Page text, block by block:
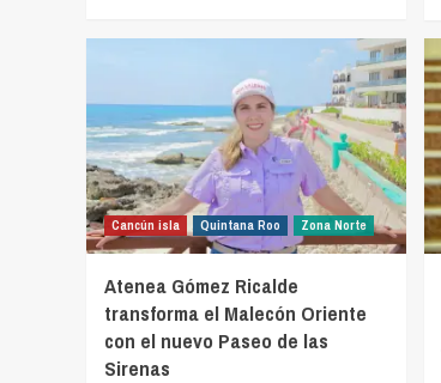
Cancún isla Quintana Roo Zona Norte
Atenea Gómez Ricalde
transforma el Malecón Oriente
con el nuevo Paseo de las
Sirenas